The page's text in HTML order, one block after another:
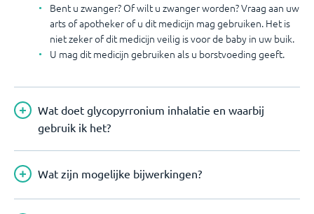
Bent u zwanger? Of wilt u zwanger worden? Vraag aan uw
arts of apotheker of u dit medicijn mag gebruiken. Het is
niet zeker of dit medicijn veilig is voor de baby in uw buik.
U mag dit medicijn gebruiken als u borstvoeding geeft.
Wat doet glycopyrronium inhalatie en waarbij
gebruik ik het?
Wat zijn mogelijke bijwerkingen?